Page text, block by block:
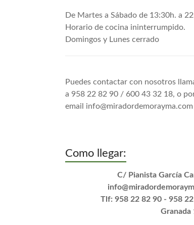
De Martes a Sábado de 13:30h. a
Horario de cocina ininterrumpido.
Domingos y Lunes cerrado
Puedes contactar con nosotros
a 958 22 82 90 / 600 43 32 18, o
email info@miradordemorayma.com
Como llegar:
C/ Pianista García
Tlf: 958 22 82 90 - 958
Granada